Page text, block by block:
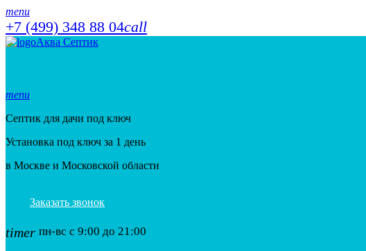
menu
+7 (499) 348 88 04call
Аква Септик
menu
Септик для дачи под ключ
Установка под ключ за 1 день
в Москве и Московской области
Заказать звонок
timer пн-вс с 9:00 до 21:00